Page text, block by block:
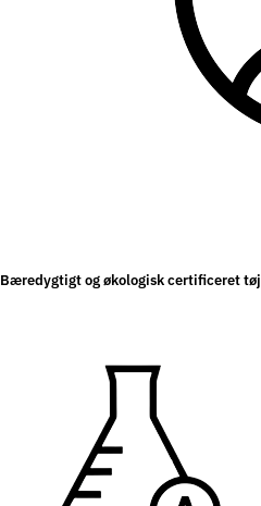
Bæredygtigt og økologisk certificeret tøj